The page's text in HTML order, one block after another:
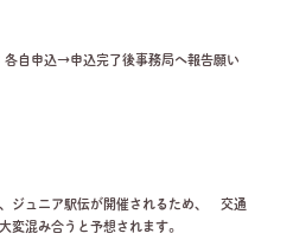
自申込→申込完了後事務局へ報告願い
ジュニア駅伝が開催されるため、 交通
変混み合うと予想されます。